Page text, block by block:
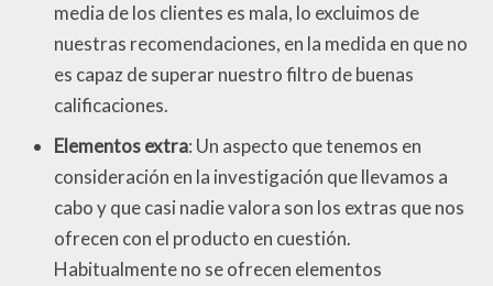
media de los clientes es mala, lo excluimos de
nuestras recomendaciones, en la medida en que no
es capaz de superar nuestro filtro de buenas
calificaciones.
Elementos extra: Un aspecto que tenemos en
consideración en la investigación que llevamos a
cabo y que casi nadie valora son los extras que nos
ofrecen con el producto en cuestión.
Habitualmente no se ofrecen elementos